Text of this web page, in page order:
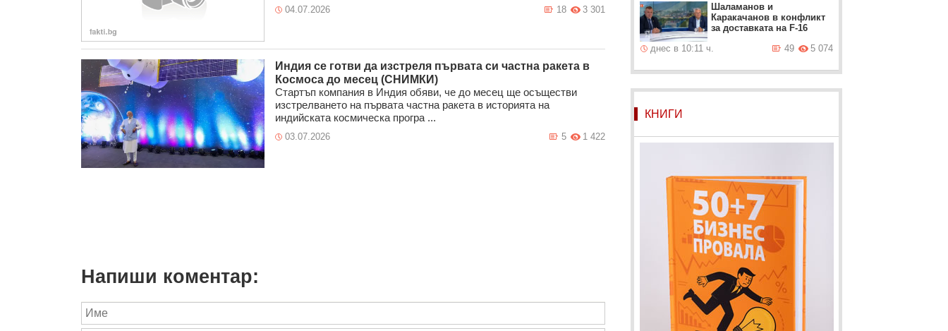
04.07.2026 3 301
18
Индия се готви да изстреля първата си частна ракета в
Космоса до месец (СНИМКИ)
Стартъп компания в Индия обяви, че до месец ще осъществи
изстрелването на първата частна ракета в историята на
индийската космическа програ ...
03.07.2026 1 422
5
Напиши коментар:
Шаламанов и
Каракачанов в конфликт
за доставката на F-16
днес в 10:11 ч.
5 074
49
КНИГИ